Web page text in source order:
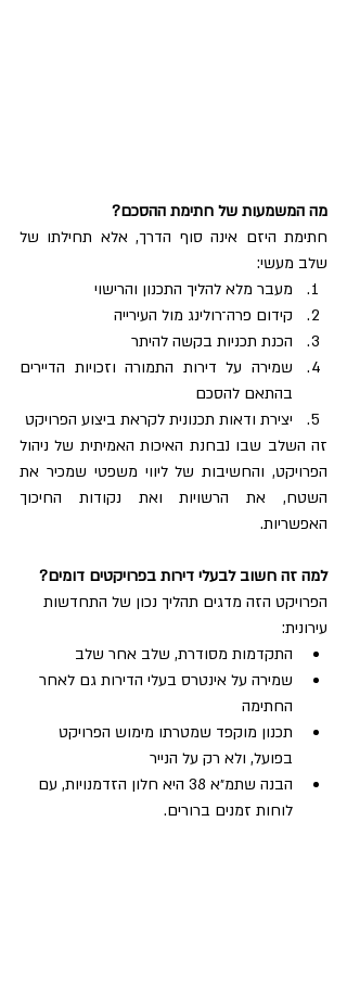
מה המשמעות של חתימת ההסכם?
שלב מעשי:
מעבר מלא להליך התכנון והרישוי
קידום פרה־רולינג מול העירייה
הכנת תכניות בקשה להיתר
בהתאם להסכם
יצירת ודאות תכנונית לקראת ביצוע הפרויקט
האפשריות.
למה זה חשוב לבעלי דירות בפרויקטים דומים?
הפרויקט הזה מדגים תהליך נכון של התחדשות
עירונית:
התקדמות מסודרת, שלב אחר שלב
שמירה על אינטרס בעלי הדירות גם לאחר
החתימה
תכנון מוקפד שמטרתו מימוש הפרויקט
בפועל, ולא רק על הנייר
הבנה שתמ״א 38 היא חלון הזדמנויות, עם
לוחות זמנים ברורים.